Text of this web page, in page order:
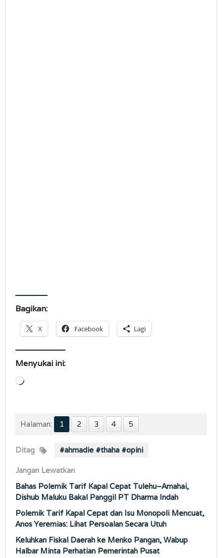
Bagikan:
X Facebook Lagi
Menyukai ini:
Memuat...
Halaman: 1 2 3 4 5
Ditag #ahmadie #thaha #opini
Jangan Lewatkan
Bahas Polemik Tarif Kapal Cepat Tulehu–Amahai,
Dishub Maluku Bakal Panggil PT Dharma Indah
Polemik Tarif Kapal Cepat dan Isu Monopoli Mencuat,
Anos Yeremias: Lihat Persoalan Secara Utuh
Keluhkan Fiskal Daerah ke Menko Pangan, Wabup
Halbar Minta Perhatian Pemerintah Pusat